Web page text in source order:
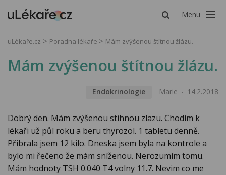
Menu
uLékaře.cz Poradna lékaře Mám zvýšenou štítnou žlázu.
Mám zvýšenou štítnou žlázu.
Endokrinologie Marie 14.2.2018
Dobrý den. Mám zvýšenou stihnou zlazu. Chodím k
lékaři už půl roku a beru thyrozol. 1 tabletu denně.
Přibrala jsem 12 kilo. Dneska jsem byla na kontrole a
bylo mi řečeno že mám sníženou. Nerozumím tomu.
Mám hodnoty TSH 0.040 T4 volny 11.7. Nevim co me